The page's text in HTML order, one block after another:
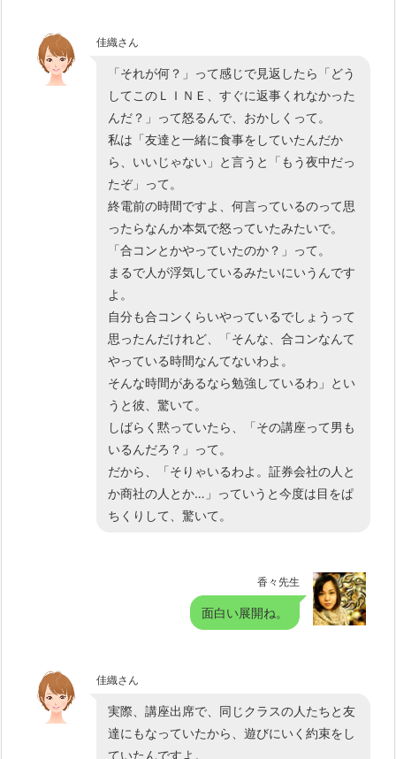
佳織さん
「それが何？」って感じで見返したら「どう
してこのＬＩＮＥ、すぐに返事くれなかった
んだ？」って怒るんで、おかしくって。
私は「友達と一緒に食事をしていたんだか
ら、いいじゃない」と言うと「もう夜中だっ
たぞ」って。
終電前の時間ですよ、何言っているのって思
ったらなんか本気で怒っていたみたいで。
「合コンとかやっていたのか？」って。
まるで人が浮気しているみたいにいうんです
よ。
自分も合コンくらいやっているでしょうって
思ったんだけれど、「そんな、合コンなんて
やっている時間なんてないわよ。
そんな時間があるなら勉強しているわ」とい
うと彼、驚いて。
しばらく黙っていたら、「その講座って男も
いるんだろ？」って。
だから、「そりゃいるわよ。証券会社の人と
か商社の人とか…」っていうと今度は目をぱ
ちくりして、驚いて。
香々先生
面白い展開ね。
佳織さん
実際、講座出席で、同じクラスの人たちと友
達にもなっていたから、遊びにいく約束をし
ていたんですよ。